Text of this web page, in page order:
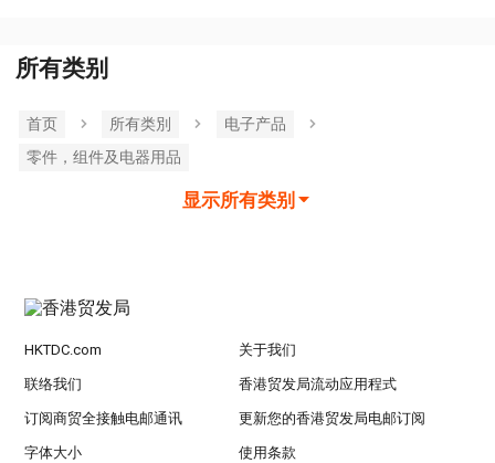
所有类别
首页 所有类別
电子产品
零件，组件及电器用品
显示所有类别
HKTDC.com 关于我们
联络我们 香港贸发局流动应用程式
订阅商贸全接触电邮通讯 更新您的香港贸发局电邮订阅
字体大小 使用条款